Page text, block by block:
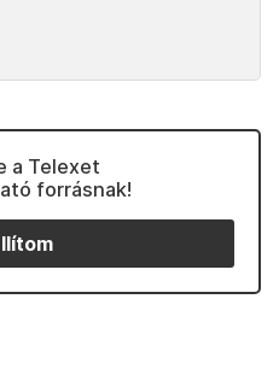
a Telexet
forrásnak!